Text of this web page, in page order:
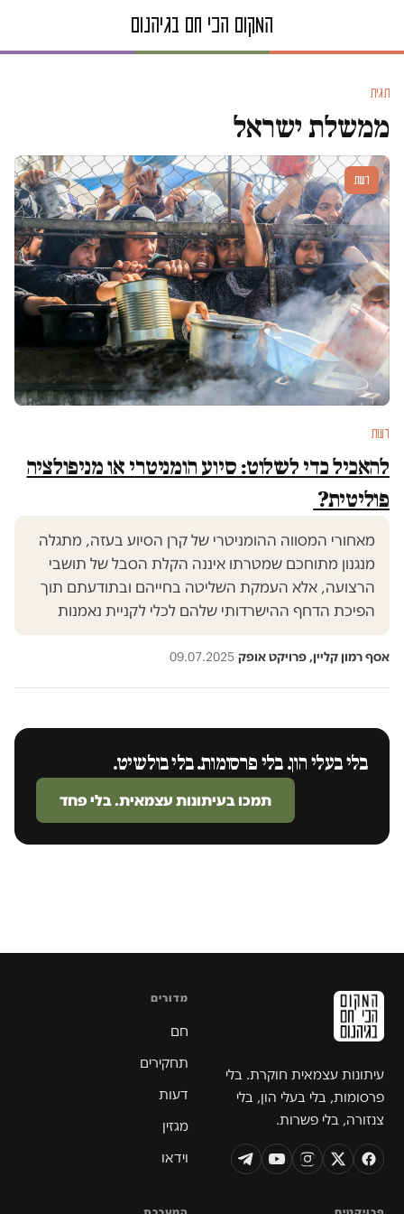
תגית
ממשלת ישראל
דעות
דעות
להאכיל כדי לשלוט: סיוע הומניטרי או מניפולציה
פוליטית?
מאחורי המסווה ההומניטרי של קרן הסיוע בעזה, מתגלה
מנגנון מתוחכם שמטרתו איננה הקלת הסבל של תושבי
הרצועה, אלא העמקת השליטה בחייהם ובתודעתם תוך
הפיכת הדחף ההישרדותי שלהם לכלי לקניית נאמנות
אסף רמון קליין, פרויקט אופק·
09.07.2025
בלי בעלי הון. בלי פרסומות. בלי בולשיט.
תמכו בעיתונות עצמאית. בלי פחד
עיתונות עצמאית חוקרת. בלי
פרסומות, בלי בעלי הון, בלי
צנזורה, בלי פשרות.
מדורים
חם
תחקירים
דעות
מגזין
וידאו